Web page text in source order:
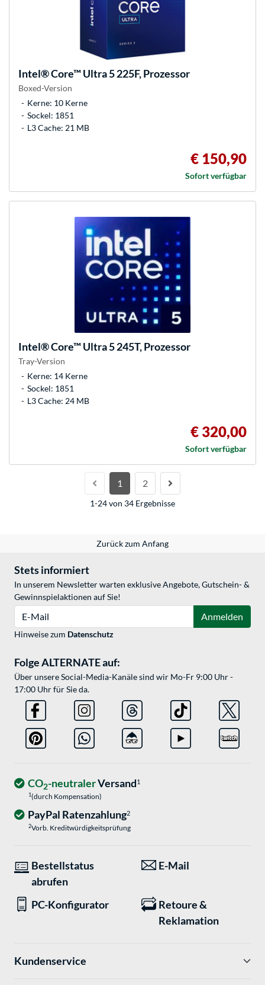
Intel®Core™ Ultra 5 225F, Prozessor
Boxed-Version
Kerne: 10 Kerne
Sockel: 1851
L3 Cache: 21 MB
€ 150,90
Sofort verfügbar
Intel®Core™ Ultra 5 245T, Prozessor
Tray-Version
Kerne: 14 Kerne
Sockel: 1851
L3 Cache: 24 MB
€ 320,00
Sofort verfügbar
1 2
1-24 von 34 Ergebnisse
Zurück zum Anfang
Stets informiert
In unserem Newsletter warten exklusive Angebote, Gutschein- &
Gewinnspielaktionen auf Sie!
Anmelden
Hinweise zum Datenschutz
Folge ALTERNATE auf:
Über unsere Social-Media-Kanäle sind wir Mo-Fr 9:00 Uhr -
17:00 Uhr für Sie da.
CO2-neutralerVersand1
1(durch Kompensation)
PayPal Ratenzahlung2
2Vorb. Kreditwürdigkeitsprüfung
Bestellstatus
abrufen
E-Mail
PC-Konfigurator
Retoure &
Reklamation
Kundenservice